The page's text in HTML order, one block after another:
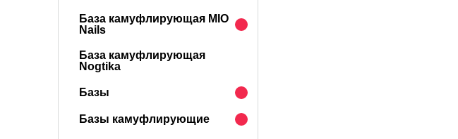
База камуфлирующая MIO
Nails
База камуфлирующая
Nogtika
Базы
Базы камуфлирующие